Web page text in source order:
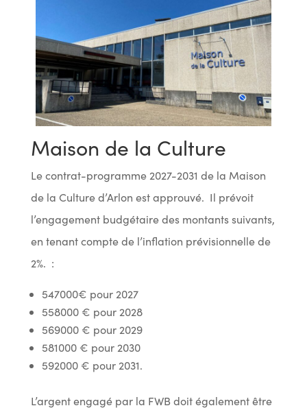
Maison de la Culture
Le contrat-programme 2027-2031 de la Maison
de la Culture d’Arlon est approuvé. Il prévoit
l’engagement budgétaire des montants suivants,
en tenant compte de l’inflation prévisionnelle de
2%. :
547000€ pour 2027
558000 € pour 2028
569000 € pour 2029
581000 € pour 2030
592000 € pour 2031.
L’argent engagé par la FWB doit également être